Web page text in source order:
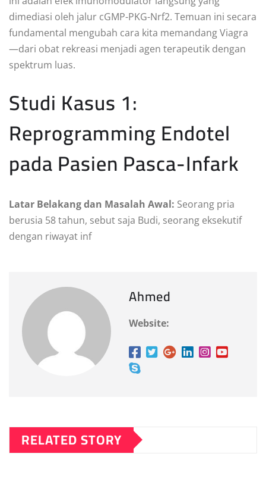
dimediasi oleh jalur cGMP-PKG-Nrf2. Temuan ini secara
fundamental mengubah cara kita memandang Viagra
—dari obat rekreasi menjadi agen terapeutik dengan
spektrum luas.
Studi Kasus 1:
Reprogramming Endotel
pada Pasien Pasca-Infark
Latar Belakang dan Masalah Awal: Seorang pria
berusia 58 tahun, sebut saja Budi, seorang eksekutif
dengan riwayat inf
Ahmed
Website:
RELATED STORY